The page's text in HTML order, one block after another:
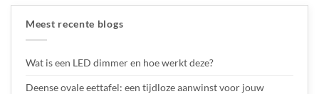
Meest recente blogs
Wat is een LED dimmer en hoe werkt deze?
Deense ovale eettafel: een tijdloze aanwinst voor jouw